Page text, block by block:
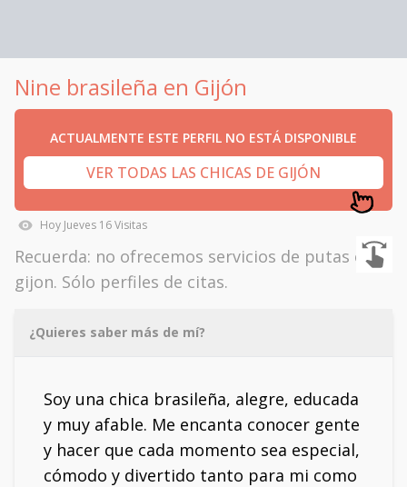
Nine brasileña en Gijón
ACTUALMENTE ESTE PERFIL NO ESTÁ DISPONIBLE
VER TODAS LAS CHICAS DE GIJÓN
Hoy Jueves 16Visitas
Recuerda: no ofrecemos servicios de putas en
gijon. Sólo perfiles de citas.
¿Quieres saber más de mí?
Soy una chica brasileña, alegre, educada
y muy afable. Me encanta conocer gente
y hacer que cada momento sea especial,
cómodo y divertido tanto para mi como